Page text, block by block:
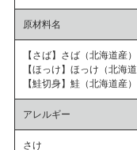
原材料名
【さば】さば（北海道産
【ほっけ】ほっけ（北海
【鮭切身】鮭（北海道産
アレルギー
さけ